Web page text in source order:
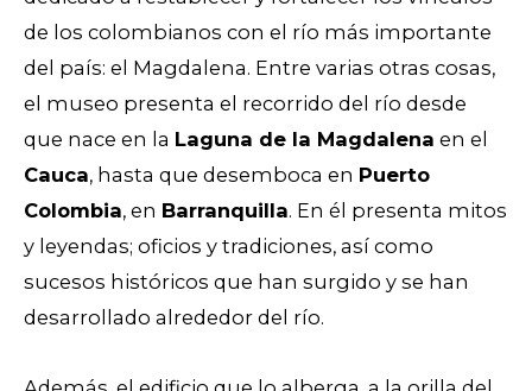
de los colombianos con el río más importante
del país: el Magdalena. Entre varias otras cosas,
el museo presenta el recorrido del río desde
que nace en la Laguna de la Magdalena en el
Cauca, hasta que desemboca en Puerto
Colombia, en Barranquilla. En él presenta mitos
y leyendas; oficios y tradiciones, así como
sucesos históricos que han surgido y se han
desarrollado alrededor del río.